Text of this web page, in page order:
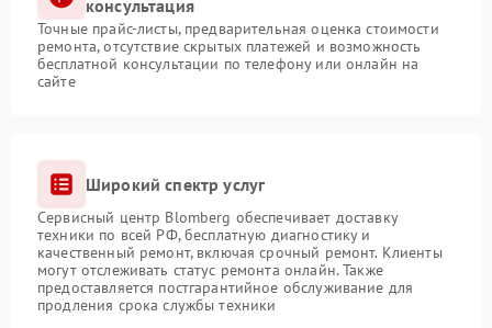
консультация
Точные прайс-листы, предварительная оценка стоимости
ремонта, отсутствие скрытых платежей и возможность
бесплатной консультации по телефону или онлайн на
сайте
Широкий спектр услуг
Сервисный центр Blomberg обеспечивает доставку
техники по всей РФ, бесплатную диагностику и
качественный ремонт, включая срочный ремонт. Клиенты
могут отслеживать статус ремонта онлайн. Также
предоставляется постгарантийное обслуживание для
продления срока службы техники